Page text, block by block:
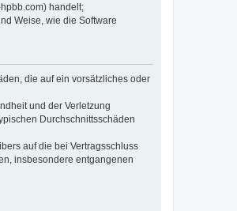
handelt;
Weise, wie die Software
die auf ein vorsätzliches oder
und der Verletzung
Durchschnittsschäden
auf die bei Vertragsschluss
insbesondere entgangenen